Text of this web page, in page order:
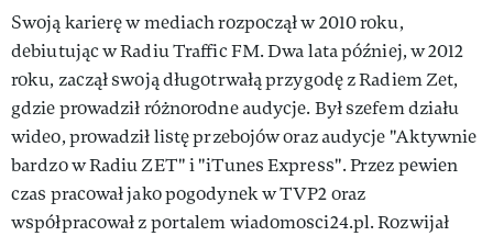
Swoją karierę w mediach rozpoczął w 2010 roku,
debiutując w Radiu Traffic FM. Dwa lata później, w 2012
roku, zaczął swoją długotrwałą przygodę z Radiem Zet,
gdzie prowadził różnorodne audycje. Był szefem działu
wideo, prowadził listę przebojów oraz audycje "Aktywnie
bardzo w Radiu ZET" i "iTunes Express". Przez pewien
czas pracował jako pogodynek w TVP2 oraz
współpracował z portalem wiadomosci24.pl. Rozwijał